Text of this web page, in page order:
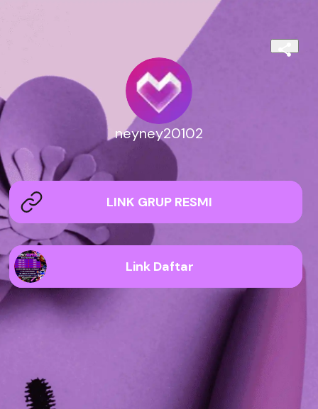
neyney20102
LINK GRUP RESMI
Link Daftar